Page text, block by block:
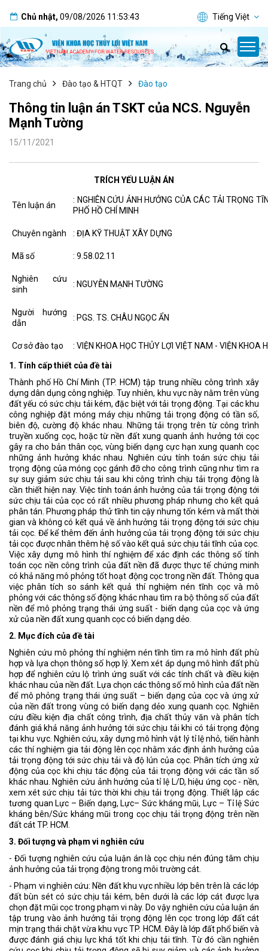
Chủ nhật, 09/08/2026 11:53:44 Tiếng Việt
Trang chủ Đào tạo & HTQT Đào tạo
Thông tin luận án TSKT của NCS. Nguyễn
Mạnh Tường
15/11/2021
TRÍCH YẾU LUẬN ÁN
Tên luận án
: NGHIÊN CỨU ẢNH HƯỞNG CỦA CÁC TẢI TRỌNG
PHỐ HỒ CHÍ MINH
Chuyên ngành : ĐỊA KỸ THUẬT XÂY DỰNG
Mã số : 9.58.02.11
Nghiên cứu
sinh
: NGUYỄN MẠNH TƯỜNG
Người hướng
dẫn
: PGS. TS. CHÂU NGỌC ẨN
Cơ sở đào tạo : VIỆN KHOA HỌC THỦY LỢI VIỆT NAM - VIỆN KHOA
1. Tính cấp thiết của đề tài
Thành phố Hồ Chí Minh (TP. HCM) tập trung nhiều công trình xây
dựng dân dụng công nghiệp. Tuy nhiên, khu vực này nằm trên vùng
đất yếu có sức chịu tải kém, đặc biệt với tải trọng động. Tại các khu
công nghiệp đặt móng máy chịu những tải trọng động có tần số,
biên độ, cường độ khác nhau. Những tải trọng trên từ công trình
truyền xuống cọc, hoặc từ nền đất xung quanh ảnh hưởng tới cọc
gây ra cho bản thân cọc, vùng biến dạng cực hạn xung quanh cọc
những ảnh hưởng khác nhau. Nghiên cứu tính toán sức chịu tải
trọng động của móng cọc gánh đỡ cho công trình cũng như tìm ra
sự suy giảm sức chịu tải sau khi công trình chịu tải trọng động là
cần thiết hiện nay. Việc tính toán ảnh hưởng của tải trọng động tới
sức chịu tải của cọc có rất nhiều phương pháp nhưng cho kết quả
phân tán. Phương pháp thử tĩnh tin cậy nhưng tốn kém và mất thời
gian và không có kết quả về ảnh hưởng tải trọng động tới sức chịu
tải cọc. Để kể thêm đến ảnh hưởng của tải trọng động tới sức chịu
tải cọc được nhân thêm hệ số vào kết quả sức chịu tải tĩnh của cọc.
Việc xây dựng mô hình thí nghiệm để xác định các thông số tính
toán cọc nền công trình của đất nền đã được thực tế chứng minh
có khả năng mô phỏng tốt hoạt động cọc trong nền đất. Thông qua
việc phân tích so sánh kết quả thí nghiệm nén tĩnh cọc và mô
phỏng với các thông số động khác nhau tìm ra bộ thông số của đất
nền để mô phỏng trạng thái ứng suất - biến dạng của cọc và ứng
xử của nền đất xung quanh cọc có biến dạng dẻo.
2. Mục đích của đề tài
Nghiên cứu mô phỏng thí nghiệm nén tĩnh tìm ra mô hình đất phù
hợp và lựa chọn thông số hợp lý. Xem xét áp dụng mô hình đất phù
hợp để nghiên cứu lộ trình ứng suất với các tính chất và điều kiện
khác nhau của nền đất. Lựa chọn các thông số mô hình của đất nền
để mô phỏng trạng thái ứng suất – biến dạng của cọc và ứng xử
của nền đất trong vùng có biến dạng dẻo xung quanh cọc. Nghiên
cứu điều kiện địa chất công trình, địa chất thủy văn và phân tích
đánh giá khả năng ảnh hưởng tới sức chịu tải khi có tải trọng động
tại khu vực. Nghiên cứu, xây dựng mô hình vật lý tỉ lệ nhỏ, tiến hành
các thí nghiệm gia tải động lên cọc nhằm xác định ảnh hưởng của
tải trọng động tới sức chịu tải và độ lún của cọc. Phân tích ứng xử
động của cọc khi chịu tác động của tải trọng động với các tần số
khác nhau. Nghiên cứu ảnh hưởng của tỉ lệ L/D, hiệu ứng cọc - nền,
xem xét sức chịu tải tức thời khi chịu tải trọng động. Thiết lập các
tương quan Lực – Biến dạng, Lực– Sức kháng mũi, Lực – Tỉ lệ Sức
kháng bên/Sức kháng mũi trong cọc chịu tải trọng động trên nền
đất cát TP. HCM.
3. Đối tượng và phạm vi nghiên cứu
- Đối tượng nghiên cứu của luận án là cọc chịu nén đúng tâm chịu
ảnh hưởng của tải trọng động trong môi trường cát.
- Phạm vi nghiên cứu: Nền đất khu vực nhiều lớp bên trên là các lớp
đất bùn sét có sức chịu tải kém, bên dưới là các lớp cát được lựa
chọn đặt mũi cọc trong phạm vi này. Do vậy nghiên cứu của luận án
tập trung vào ảnh hưởng tải trọng động lên cọc trong lớp đất cát
mịn trạng thái chặt vừa khu vực TP. HCM. Đây là lớp đất phổ biến và
được đánh giá chịu lực khá tốt khi chịu tải tĩnh. Từ đó cần nghiên